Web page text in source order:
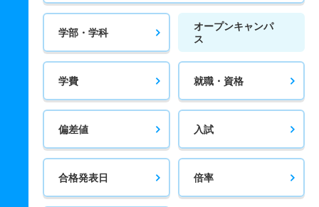
学部・学科
オープンキャンパ
ス
学費 就職・資格
偏差値 入試
合格発表日 倍率